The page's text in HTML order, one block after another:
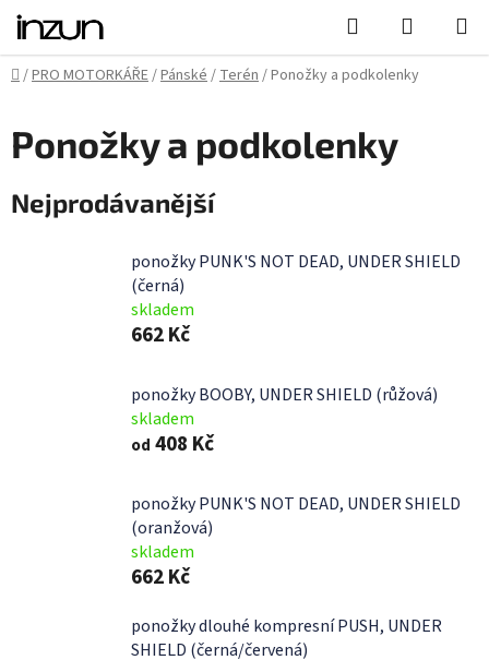
Přejít
obsah
Hledat
KOŠÍK
Domů
/PRO MOTORKÁŘE/Pánské/Terén/Ponožky a podkolenky
Ponožky a podkolenky
Nejprodávanější
ponožky PUNK'S NOT DEAD, UNDER SHIELD
(černá)
skladem
662 Kč
ponožky BOOBY, UNDER SHIELD (růžová)
skladem
od 408 Kč
ponožky PUNK'S NOT DEAD, UNDER SHIELD
(oranžová)
skladem
662 Kč
ponožky dlouhé kompresní PUSH, UNDER
SHIELD (černá/červená)